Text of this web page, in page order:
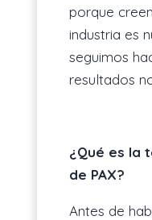
porque
industria es
seguimos
resultados
¿Qué es la
de PAX?
Antes de